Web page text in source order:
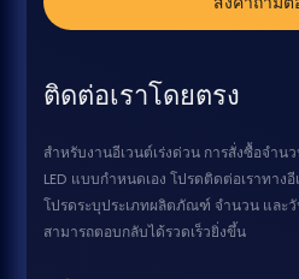
ติดต่อเราโดยตรง
สำหรับงานอีเวนต์เร่งด่วน การสั่งซื้อจำ
LED แบบกำหนดเอง โปรดติดต่อเราทา
โปรดระบุประเภทผลิตภัณฑ์ จำนวน และวั
สามารถตอบกลับได้รวดเร็วยิ่งขึ้น